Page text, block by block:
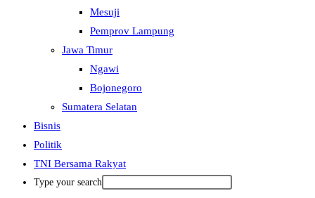
Mesuji
Pemprov Lampung
Jawa Timur
Ngawi
Bojonegoro
Sumatera Selatan
Bisnis
Politik
TNI Bersama Rakyat
Type your search